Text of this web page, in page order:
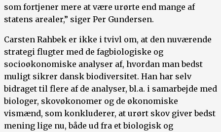
som fortjener mere at være urørte end mange af
statens arealer,” siger Per Gundersen.
Carsten Rahbek er ikke i tvivl om, at den nuværende
strategi flugter med de fagbiologiske og
socioøkonomiske analyser af, hvordan man bedst
muligt sikrer dansk biodiversitet. Han har selv
bidraget til flere af de analyser, bl.a. i samarbejde med
biologer, skovøkonomer og de økonomiske
vismænd, som konkluderer, at urørt skov giver bedst
mening lige nu, både ud fra et biologisk og